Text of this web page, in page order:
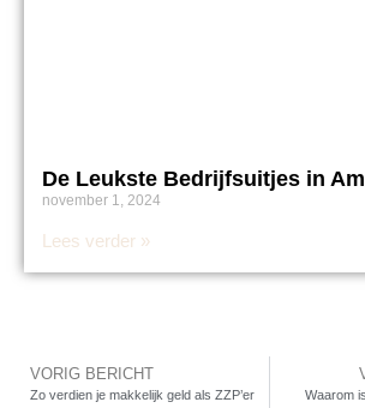
De Leukste Bedrijfsuitjes in
november 1, 2024
Lees verder »
VORIG BERICHT
Zo verdien je makkelijk geld als ZZP’er Waarom